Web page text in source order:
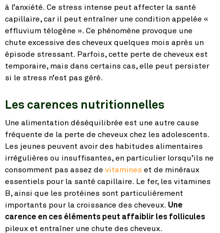
à l’anxiété. Ce stress intense peut affecter la santé
capillaire, car il peut entraîner une condition appelée «
effluvium télogène ». Ce phénomène provoque une
chute excessive des cheveux quelques mois après un
épisode stressant. Parfois, cette perte de cheveux est
temporaire, mais dans certains cas, elle peut persister
si le stress n’est pas géré.
Les carences nutritionnelles
Une alimentation déséquilibrée est une autre cause
fréquente de la perte de cheveux chez les adolescents.
Les jeunes peuvent avoir des habitudes alimentaires
irrégulières ou insuffisantes, en particulier lorsqu’ils ne
consomment pas assez de vitamines et de minéraux
essentiels pour la santé capillaire. Le fer, les vitamines
B, ainsi que les protéines sont particulièrement
importants pour la croissance des cheveux. Une
carence en ces éléments peut affaiblir les follicules
pileux et entraîner une chute des cheveux.